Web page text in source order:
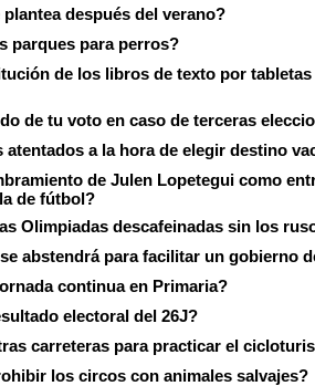
después del verano?
parques para perros?
de los libros de texto por tabletas
de tu voto en caso de terceras
atentados a la hora de elegir destino
de Julen Lopetegui como
de fútbol?
Olimpiadas descafeinadas sin los
abstendrá para facilitar un gobierno
continua en Primaria?
electoral del 26J?
carreteras para practicar el
los circos con animales salvajes?